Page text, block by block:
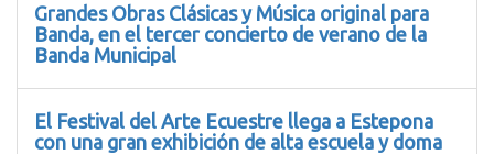
Grandes Obras Clásicas y Música original para
Banda, en el tercer concierto de verano de la
Banda Municipal
El Festival del Arte Ecuestre llega a Estepona
con una gran exhibición de alta escuela y doma